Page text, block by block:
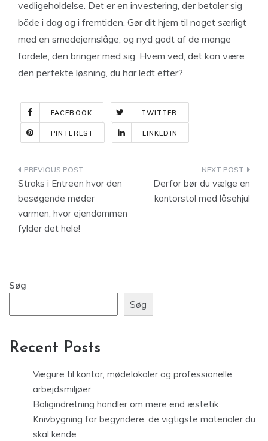
vedligeholdelse. Det er en investering, der betaler sig
både i dag og i fremtiden. Gør dit hjem til noget særligt
med en smedejernslåge, og nyd godt af de mange
fordele, den bringer med sig. Hvem ved, det kan være
den perfekte løsning, du har ledt efter?
FACEBOOK TWITTER
PINTEREST LINKEDIN
Indlægsnavigation
Straks i Entreen hvor den
besøgende møder
varmen, hvor ejendommen
fylder det hele!
Derfor bør du vælge en
kontorstol med låsehjul
Søg
Søg
Recent Posts
Vægure til kontor, mødelokaler og professionelle
arbejdsmiljøer
Boligindretning handler om mere end æstetik
Knivbygning for begyndere: de vigtigste materialer du
skal kende